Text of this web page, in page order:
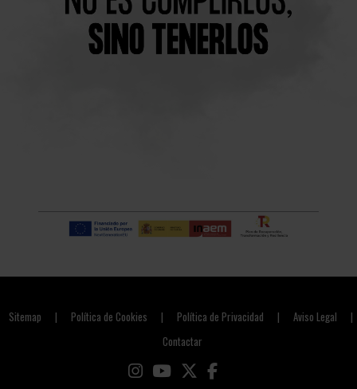
Sitemap | Política de Cookies | Política de Privacidad | Aviso Legal |
Contactar
Link a instagram
Link a youtube
Link a twitter
Link a facebook